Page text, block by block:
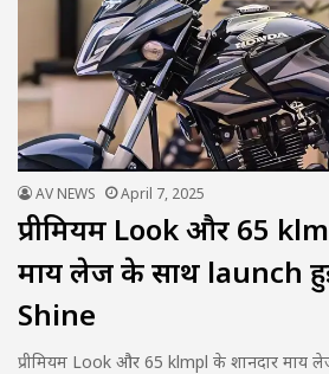
AV NEWS April 7, 2025
प्रीमियम Look और 65
माय लेज के साथ launch
Shine
प्रीमियम Look और 65 klmpl के शानदार माय